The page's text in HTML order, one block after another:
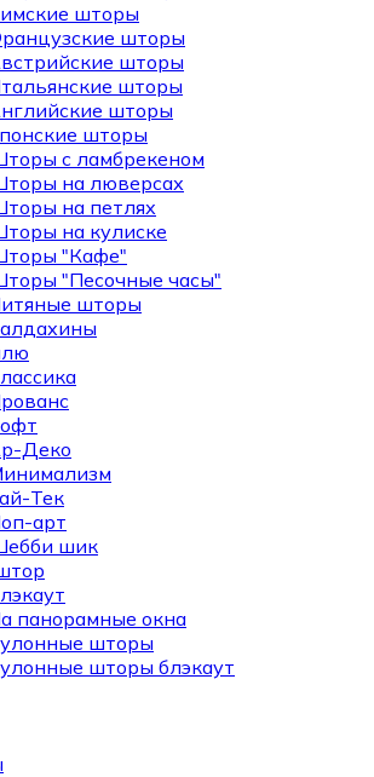
шторы
шторы
шторы
шторы
шторы
шторы
с ламбрекеном
на люверсах
на петлях
на кулиске
"Кафе"
"Песочные часы"
шторы
Деко
Тек
арт
шик
панорамные окна
шторы
шторы блэкаут